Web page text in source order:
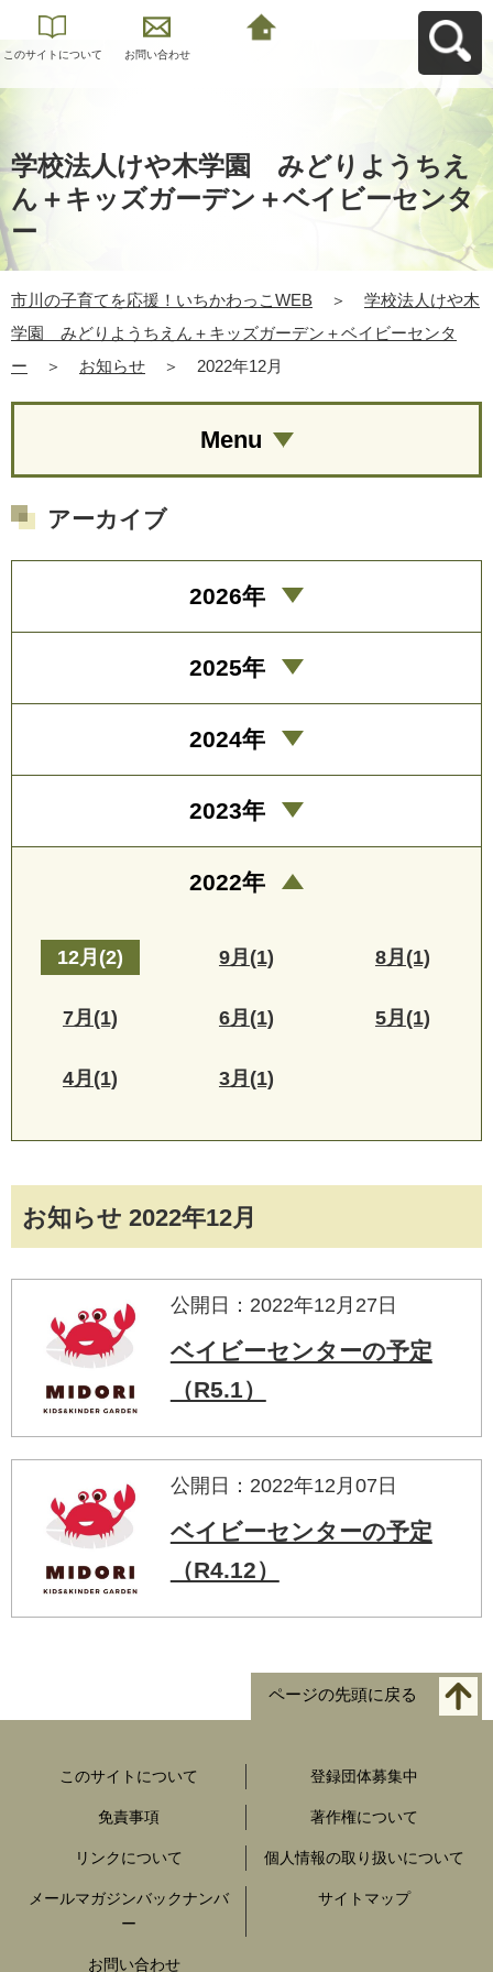
このサイトについて お問い合わせ
学校法人けや木学園 みどりようちえ
ん＋キッズガーデン＋ベイビーセンタ
ー
市川の子育てを応援！いちかわっこWEB ＞
学校法人けや木
学園 みどりようちえん＋キッズガーデン＋ベイビーセンタ
ー
＞ お知らせ ＞ 2022年12月
お知らせ 2022年12月
公開日：2022年12月27日
ベイビーセンターの予定
（R5.1）
公開日：2022年12月07日
ベイビーセンターの予定
（R4.12）
Menu
アーカイブ
2026年
2025年
2024年
2023年
2022年
12月(2) 9月(1) 8月(1)
7月(1) 6月(1) 5月(1)
4月(1) 3月(1)
ページの先頭に戻る
このサイトについて 登録団体募集中
免責事項 著作権について
リンクについて 個人情報の取り扱いについて
メールマガジンバックナンバ
ー
サイトマップ
お問い合わせ